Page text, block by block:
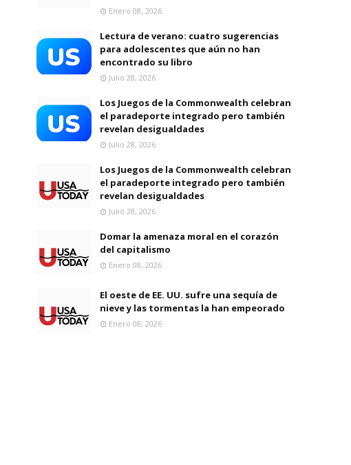
Enero 08, 2026
Lectura de verano: cuatro sugerencias
para adolescentes que aún no han
encontrado su libro
Julio 28, 2026
Los Juegos de la Commonwealth celebran
el paradeporte integrado pero también
revelan desigualdades
Julio 28, 2026
Los Juegos de la Commonwealth celebran
el paradeporte integrado pero también
revelan desigualdades
Julio 28, 2026
Domar la amenaza moral en el corazón
del capitalismo
Enero 08, 2026
El oeste de EE. UU. sufre una sequía de
nieve y las tormentas la han empeorado
Enero 08, 2026